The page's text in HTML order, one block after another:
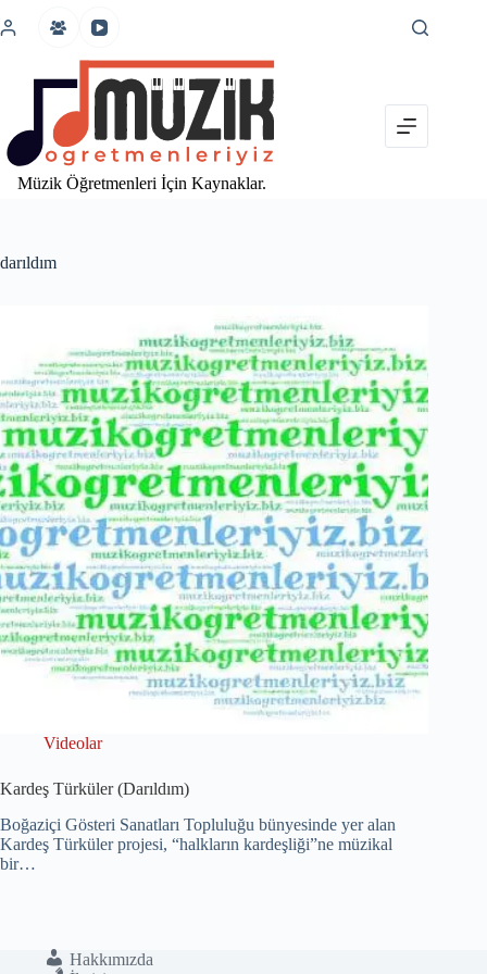
atla
Müzik Öğretmenleri İçin Kaynaklar.
darıldım
Videolar
Kardeş Türküler (Darıldım)
Boğaziçi Gösteri Sanatları Topluluğu bünyesinde yer alan
Kardeş Türküler projesi, “halkların kardeşliği”ne müzikal
bir…
Hakkımızda